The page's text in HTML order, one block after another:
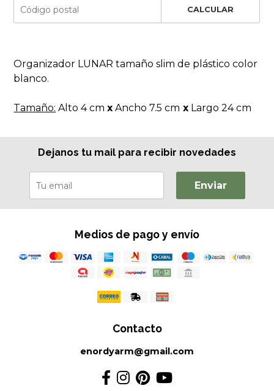
CALCULAR
Organizador LUNAR tamaño slim de plástico color
blanco.
Tamaño: Alto 4 cmx Ancho 7.5 cm x Largo 24 cm
Dejanos tu mail para recibir novedades
Enviar
Medios de pago y envío
Contacto
enordyarm@gmail.com